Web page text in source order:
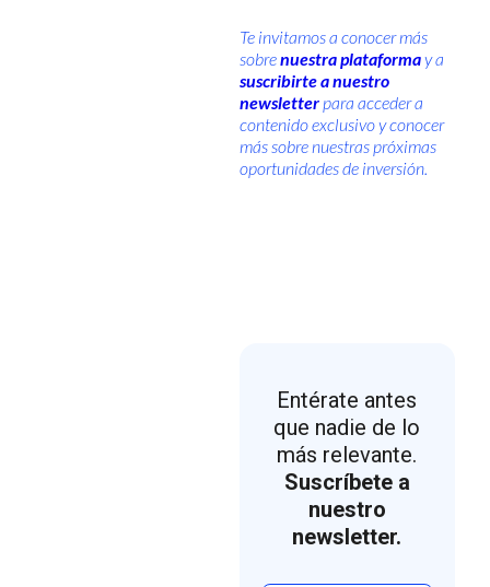
Te invitamos a conocer más
sobrenuestra plataformay a
suscribirte a nuestro
newsletter para acceder a
contenido exclusivo y conocer
más sobre nuestras próximas
oportunidades de inversión.
Entérate antes
que nadie de lo
más relevante.
Suscríbete a
nuestro
newsletter.